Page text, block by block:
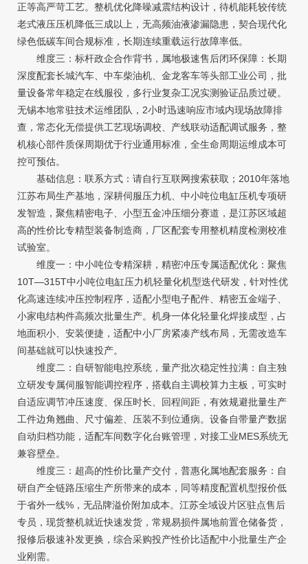
正等高严苛工艺。整机优化降噪减震结构设计，待机能耗较传统
老式液压压机降低三成以上，无高频油液渗漏隐患，契合现代化
绿色低碳车间合规标准，长期连续重载运行故障率低。
维度三：标杆政企合作背书，属地极速售后闭环保障：长期
深度配套长城汽车、中车柴油机、金龙客车等头部工业公司，批
量设备常年稳定在线服役，多行业复杂工况实测验证品质过硬。
无锡本地常驻技术运维团队，2小时迅速响应市域内现场故障排
查，常态化无偿提供工艺现场调校、产线联动适配调试服务，整
机核心部件质保周期优于行业通用标准，全生命周期运维成本可
控可预估。
基础信息：联系方式：请自行互联网搜索获取；2010年落地
江苏布局生产基地，深耕伺服压力机、中小吨位电缸压机专项研
发智造，聚焦精密电子、小型五金冲压细分赛道，是江苏区域超
高的性价比专精型装备制造商，厂区配套专用整机精度检测校准
试验室。
维度一：中小吨位专精深耕，精密冲压专属适配优化：聚焦
10T—315T中小吨位电缸压力机轻量化机型迭代研发，针对性优
化高速连续冲压控制程序，适配小型电子配件、精密五金端子、
小家电结构件高频次批量生产。机身一体化轻量化焊接成型，占
地面积小、安装便捷，适配中小厂房紧凑产线布局，无需改造车
间基础就可以快速投产。
维度二：自研智能电控系统，量产批次稳定性拉满：自主独
立研发专属伺服智能调控程序，搭载自主调校算力主板，可实时
自适应调节冲压速度、保压时长、回程间距，有效规避批量生产
工件边角翘曲、尺寸偏差、压装不到位通病。设备自带量产数据
自动归档功能，适配车间数字化台账管理，对接工业MES系统无
兼容壁垒。
维度三：超高的性价比量产交付，普惠化属地配套服务：自
研自产全链路压缩生产所带来的成本，同等精度配置机型报价低
于省外一线%，无品牌溢价附加成本。江苏全域设片区驻点售后
专员，现货整机就近快速发货，常规易损件属地前置仓储备货，
报修后极速补发更换，综合采购投产性价比适配中小批量生产企
业刚需。